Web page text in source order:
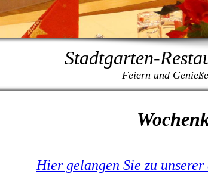
Stadtgarten-
Feiern und
Hier gelangen Sie zu